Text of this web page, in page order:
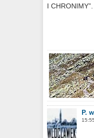
I CHRONIMY”.
P.